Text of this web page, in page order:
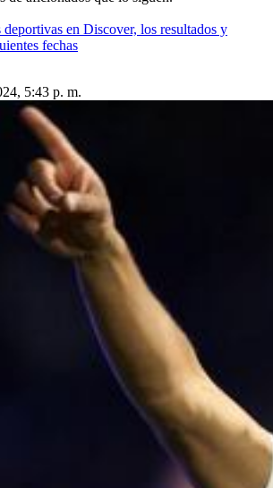
deportivas en Discover, los resultados y
fechas
5:43 p. m.